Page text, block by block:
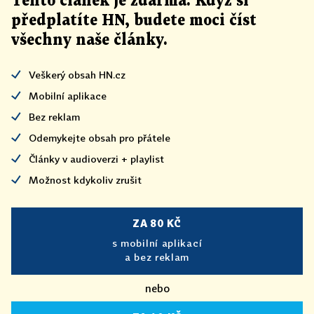
předplatíte HN, budete moci číst
všechny naše články.
Veškerý obsah HN.cz
Mobilní aplikace
Bez reklam
Odemykejte obsah pro přátele
Články v audioverzi + playlist
Možnost kdykoliv zrušit
ZA 80 KČ
s mobilní aplikací
a bez reklam
nebo